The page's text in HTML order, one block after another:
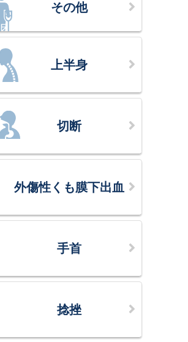
その他
上半身
切断
外傷性くも膜下出血
手首
捻挫